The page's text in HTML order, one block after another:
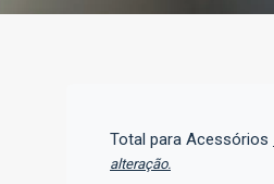
Total para Acessórios
alteração.